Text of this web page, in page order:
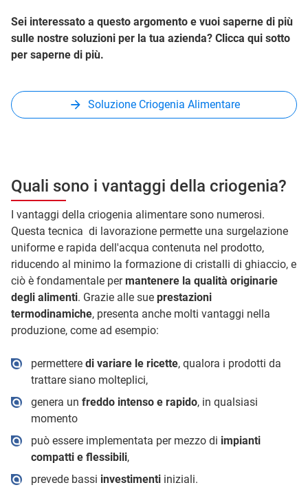
Sei interessato a questo argomento e vuoi saperne di più
sulle nostre soluzioni per la tua azienda? Clicca qui sotto
per saperne di più.
Soluzione Criogenia Alimentare
Quali sono i vantaggi della criogenia?
I vantaggi della criogenia alimentare sono numerosi.
Questa tecnica di lavorazione permette una surgelazione
uniforme e rapida dell'acqua contenuta nel prodotto,
riducendo al minimo la formazione di cristalli di ghiaccio, e
ciò è fondamentale permantenere la qualità originarie
degli alimenti. Grazie alle sue prestazioni
termodinamiche, presenta anche molti vantaggi nella
produzione, come ad esempio:
permetteredi variare le ricette, qualora i prodotti da
trattare siano molteplici,
genera un freddo intenso e rapido, in qualsiasi
momento
può essere implementata per mezzo di impianti
compatti e flessibili,
prevede bassi investimenti iniziali.